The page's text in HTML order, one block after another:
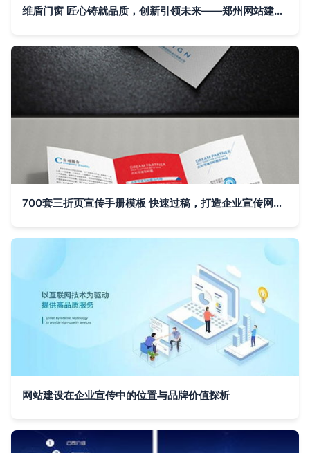
维盾门窗 匠心铸就品质，创新引领未来——郑州网站建设助力企业品牌腾飞
700套三折页宣传手册模板 快速过稿，打造企业宣传网站的完美助手
网站建设在企业宣传中的位置与品牌价值探析